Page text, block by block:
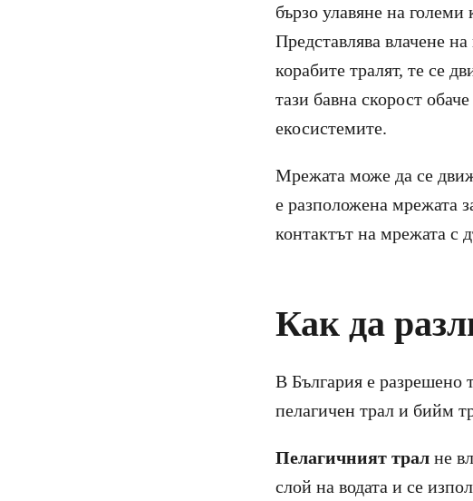
бързо улавяне на
Представлява влачене
корабите тралят, те се
тази бавна скорост
екосистемите.
Мрежата може да се
е разположена мрежата
контактът на мрежата с
Как да
В България е разрешено
пелагичен трал и бийм
Пелагичният трал не
слой на водата и се